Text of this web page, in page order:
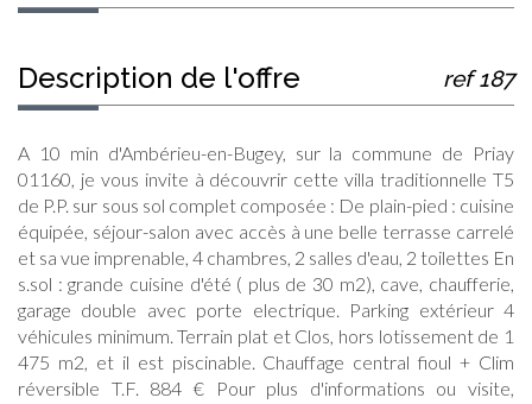
description de l'offre ref 187
A 10 min d'Ambérieu-en-Bugey, sur la commune de Priay
01160, je vous invite à découvrir cette villa traditionnelle T5
de P.P. sur sous sol complet composée : De plain-pied : cuisine
équipée, séjour-salon avec accès à une belle terrasse carrelé
et sa vue imprenable, 4 chambres, 2 salles d'eau, 2 toilettes En
s.sol : grande cuisine d'été ( plus de 30 m2), cave, chaufferie,
garage double avec porte electrique. Parking extérieur 4
véhicules minimum. Terrain plat et Clos, hors lotissement de 1
475 m2, et il est piscinable. Chauffage central fioul + Clim
réversible T.F. 884 € Pour plus d'informations ou visite,